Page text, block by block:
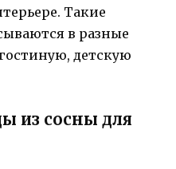
Такие
в разные
детскую
из сосны для